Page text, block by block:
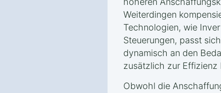
Weiterdingen
Technologien, wie
Steuerungen, passt
dynamisch an den
zusätzlich zur Effizienz
Obwohl die